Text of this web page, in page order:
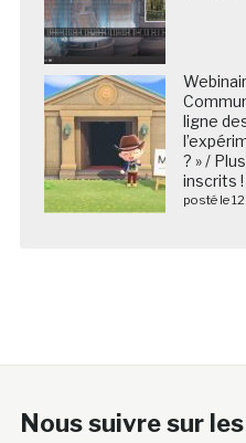
ligne
? » /
inscrits !
posté le
Nous suivre sur